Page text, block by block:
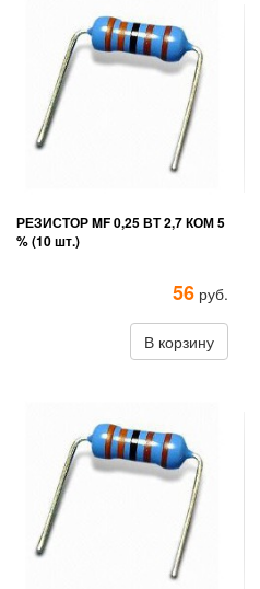
РЕЗИСТОР MF 0,25 ВТ 2,7 КОМ 5
% (10 шт.)
56 руб.
В корзину